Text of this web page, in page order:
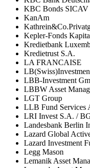
KBC Bonds SICAV
KanAm
Kepler-Fonds
Kredietbank
Kredietrust S.A.
LA FRANCAISE
LBB-Investment
LBBW Asset
LGT Group
LLB Fund Services
LRI Invest S.A. /
Landesbank Berlin
Lazard Global
Lazard Investment
Legg Mason
Lemanik Asset